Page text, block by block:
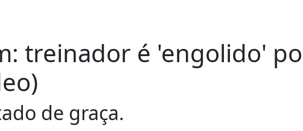
treinador é 'engolido'
de graça.